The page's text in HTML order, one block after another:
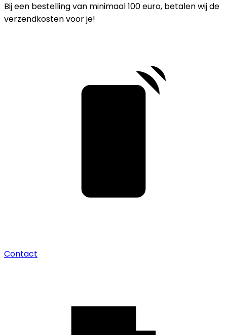
Bij een bestelling van minimaal 100 euro, betalen wij de
verzendkosten voor je!
Contact